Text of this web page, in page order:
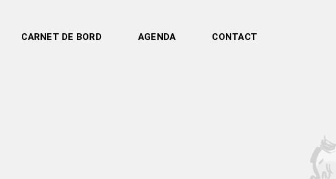
CARNET DE BORD AGENDA CONTACT